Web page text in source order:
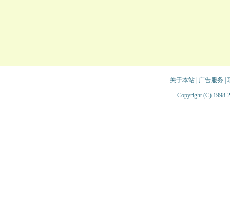
关于本站| 广告服务
Copyright (C) 1998-